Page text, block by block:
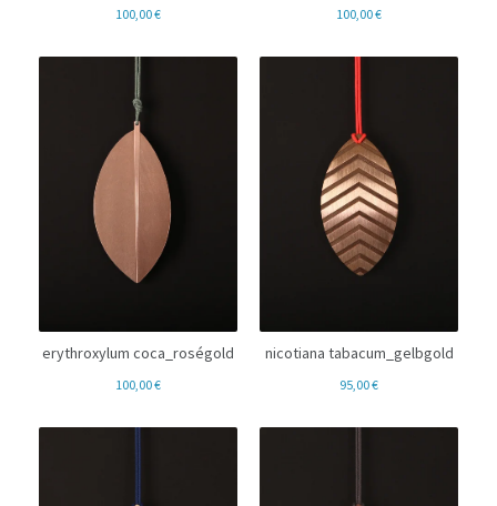
100,00€ 100,00€
erythroxylum coca_roségold
100,00€
nicotiana tabacum_gelbgold
95,00€